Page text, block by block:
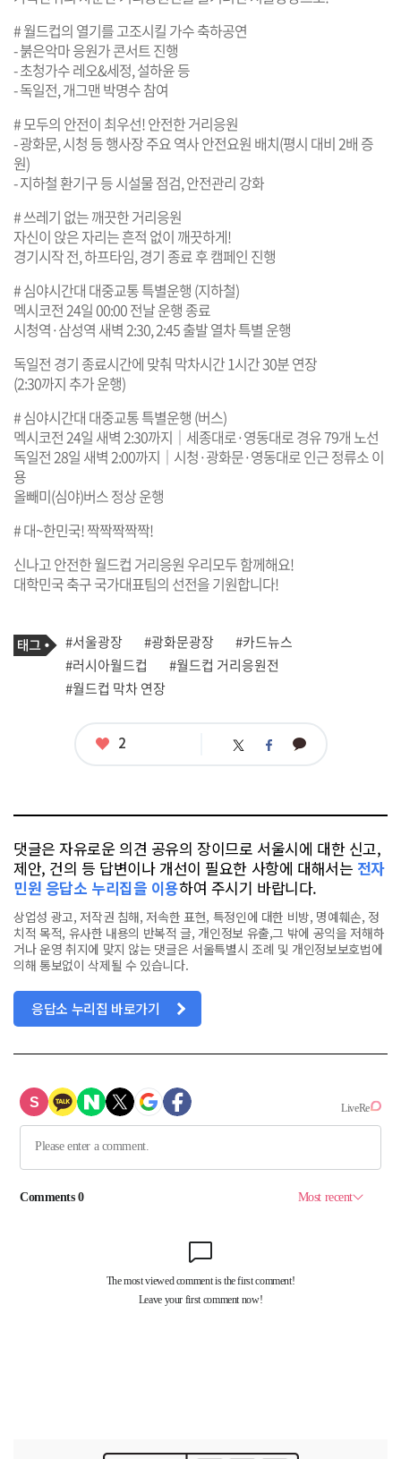
# 월드컵의 열기를 고조시킬 가수 축하공연
- 붉은악마 응원가 콘서트 진행
- 초청가수 레오&세정, 설하윤 등
- 독일전, 개그맨 박명수 참여
# 모두의 안전이 최우선! 안전한 거리응원
- 광화문, 시청 등 행사장 주요 역사 안전요원 배치(평시 대비 2배 증
원)
- 지하철 환기구 등 시설물 점검, 안전관리 강화
# 쓰레기 없는 깨끗한 거리응원
자신이 앉은 자리는 흔적 없이 깨끗하게!
경기시작 전, 하프타임, 경기 종료 후 캠페인 진행
# 심야시간대 대중교통 특별운행 (지하철)
멕시코전 24일 00:00 전날 운행 종료
시청역·삼성역 새벽 2:30, 2:45 출발 열차 특별 운행
독일전 경기 종료시간에 맞춰 막차시간 1시간 30분 연장
(2:30까지 추가 운행)
# 심야시간대 대중교통 특별운행 (버스)
멕시코전 24일 새벽 2:30까지｜세종대로·영동대로 경유 79개 노선
독일전 28일 새벽 2:00까지｜시청·광화문·영동대로 인근 정류소 이
용
올빼미(심야)버스 정상 운행
# 대~한민국! 짝짝짝짝짝!
신나고 안전한 월드컵 거리응원 우리모두 함께해요!
대학민국 축구 국가대표팀의 선전을 기원합니다!
기
사
관
련
태
태
그
#서울광장 #광화문광장
#카드뉴스
#러시아월드컵
#월드컵 거리응원전
#월드컵 막차 연장
좋
2 트 페 카
댓글은 자유로운 의견 공유의 장이므로 서울시에 대한 신고,
제안, 건의 등 답변이나 개선이 필요한 사항에 대해서는 전자
민원 응답소 누리집을 이용하여 주시기 바랍니다.
상업성 광고, 저작권 침해, 저속한 표현, 특정인에 대한 비방, 명예훼손, 정
치적 목적, 유사한 내용의 반복적 글, 개인정보 유출,그 밖에 공익을 저해하
거나 운영 취지에 맞지 않는 댓글은 서울특별시 조례 및 개인정보보호법에
의해 통보없이 삭제될 수 있습니다.
응답소 누리집 바로가기